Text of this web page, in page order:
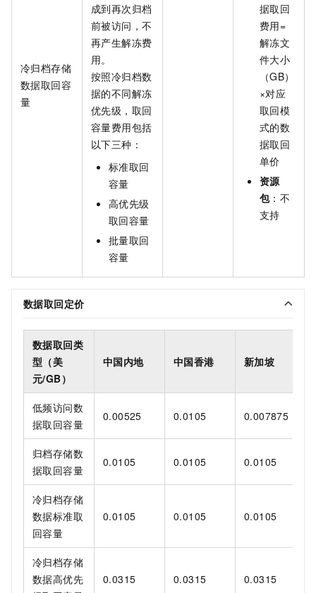
冷归档存储
数据取回容
量
成到再次归档
前被访问，不
再产生解冻费
用。
按照冷归档数
据的不同解冻
优先级，取回
容量费用包括
以下三种：
标准取回
容量
高优先级
取回容量
批量取回
容量
据取回
费用=
解冻文
件大小
（GB）
×对应
取回模
式的数
据取回
单价
资源
包：不
支持
数据取回定价
数据取回类
型（美
元/GB）
中国内地 中国香港 新加坡
低频访问数
据取回容量
0.00525 0.0105 0.007875
归档存储数
据取回容量
0.0105 0.0105 0.0105
冷归档存储
数据标准取
回容量
0.0105 0.0105 0.0105
冷归档存储
数据高优先
0.0315 0.0315 0.0315